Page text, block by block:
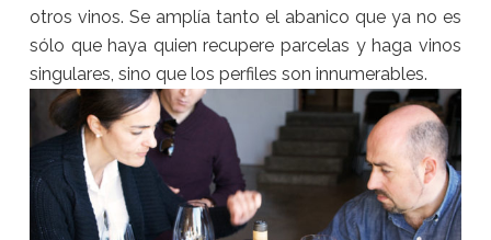
otros vinos. Se amplía tanto el abanico que ya no es
sólo que haya quien recupere parcelas y haga vinos
singulares, sino que los perfiles son innumerables.